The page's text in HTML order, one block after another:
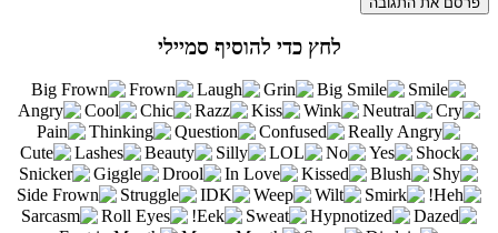
לחץ כדי להוסיף סמיילי